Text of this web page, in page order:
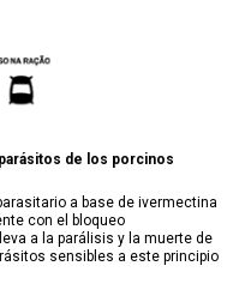
de los porcinos
a base de ivermectina
con el bloqueo
a la parálisis y la muerte de
sensibles a este principio